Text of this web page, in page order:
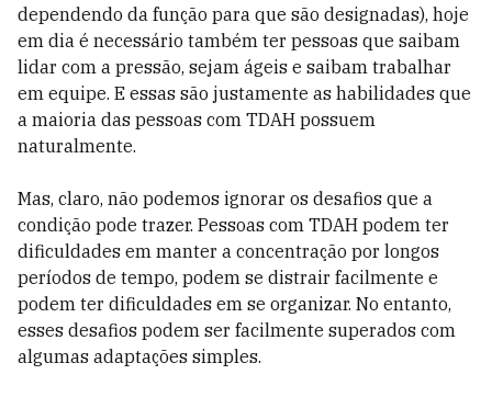
dependendo da função para que são designadas), hoje
em dia é necessário também ter pessoas que saibam
lidar com a pressão, sejam ágeis e saibam trabalhar
em equipe. E essas são justamente as habilidades que
a maioria das pessoas com TDAH possuem
naturalmente.
Mas, claro, não podemos ignorar os desafios que a
condição pode trazer. Pessoas com TDAH podem ter
dificuldades em manter a concentração por longos
períodos de tempo, podem se distrair facilmente e
podem ter dificuldades em se organizar. No entanto,
esses desafios podem ser facilmente superados com
algumas adaptações simples.